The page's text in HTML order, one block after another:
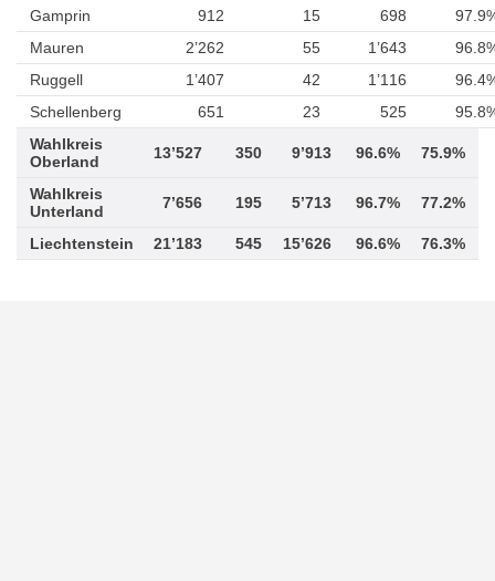
Gamprin
912 15 698
Mauren
2’262 55 1’643
Ruggell
1’407 42 1’116
Schellenberg
651 23 525
Wahlkreis
Oberland
13’527 350 9’913 96.6% 75.9%
Wahlkreis
Unterland
7’656 195 5’713 96.7% 77.2%
Liechtenstein 21’183 545 15’626 96.6% 76.3%